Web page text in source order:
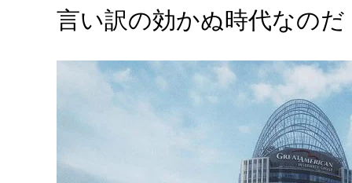
言い訳の効かぬ時代なのだ